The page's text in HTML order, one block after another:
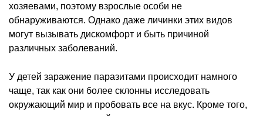
хозяевами, поэтому взрослые особи не
обнаруживаются. Однако даже личинки этих видов
могут вызывать дискомфорт и быть причиной
различных заболеваний.
У детей заражение паразитами происходит намного
чаще, так как они более склонны исследовать
окружающий мир и пробовать все на вкус. Кроме того,